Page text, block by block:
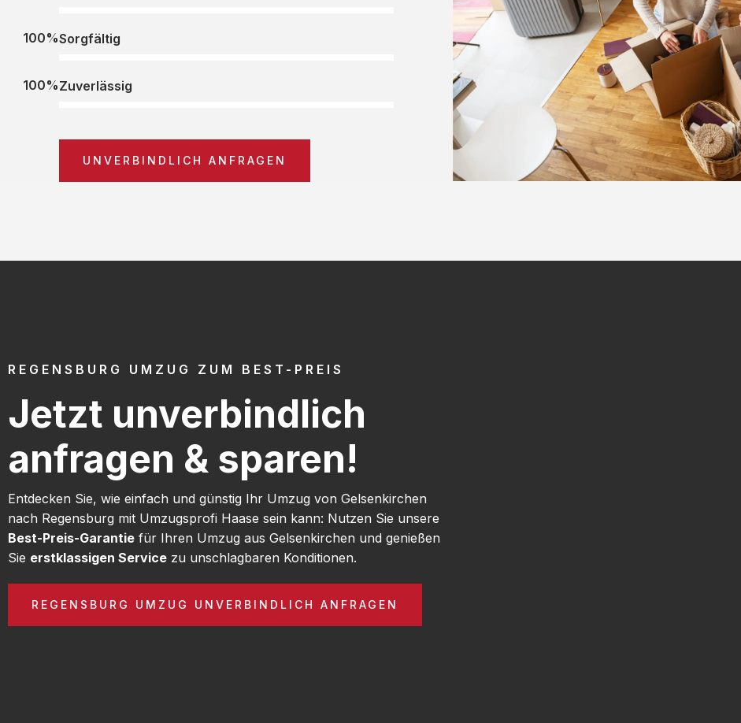
Sorgfältig
100%
Zuverlässig
100%
UNVERBINDLICH ANFRAGEN
REGENSBURG UMZUG ZUM BEST-PREIS
Jetzt unverbindlich
anfragen & sparen!
Entdecken Sie, wie einfach und günstig Ihr Umzug von Gelsenkirchen
nach Regensburg mit Umzugsprofi Haase sein kann: Nutzen Sie unsere
Best-Preis-Garantie für Ihren Umzug aus Gelsenkirchen und genießen
Sie erstklassigen Service zu unschlagbaren Konditionen.
REGENSBURG UMZUG UNVERBINDLICH ANFRAGEN